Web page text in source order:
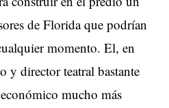
de Florida que podrían
momento. El, en
y director teatral bastante
mucho más